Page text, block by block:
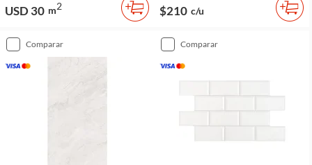
USD 30 m2 $210 c/u
comparar comparar